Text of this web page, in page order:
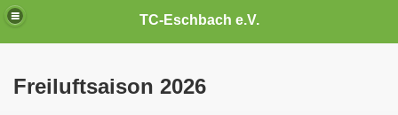
TC-Eschbach e.V.
Freiluftsaison 2026